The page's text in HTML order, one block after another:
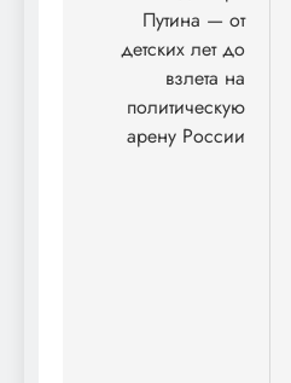
записям
Путина — от
детских лет до
взлета на
политическую
арену России